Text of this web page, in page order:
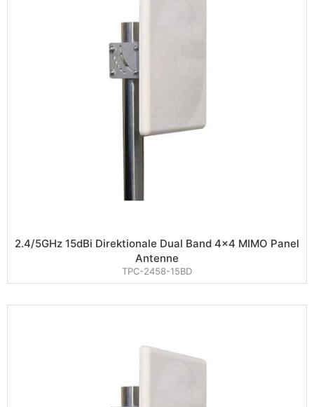
2.4/5GHz 15dBi Direktionale Dual Band 4×4 MIMO Panel
Antenne
TPC-2458-15BD